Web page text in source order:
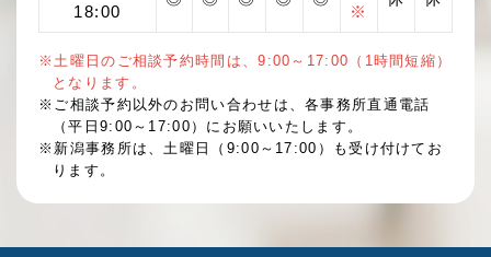
18:00
※
※土曜日のご相談予約時間は、9:00～17:00（1時間短縮）
となります。
※ご相談予約以外のお問い合わせは、各事務所直通電話
（平日9:00～17:00）にお願いいたします。
※新潟事務所は、土曜日（9:00～17:00）も受け付けてお
ります。